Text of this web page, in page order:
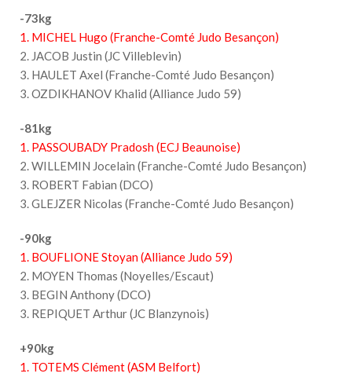
-73kg
1. MICHEL Hugo (Franche-Comté Judo Besançon)
2. JACOB Justin (JC Villeblevin)
3. HAULET Axel (Franche-Comté Judo Besançon)
3. OZDIKHANOV Khalid (Alliance Judo 59)
-81kg
1. PASSOUBADY Pradosh (ECJ Beaunoise)
2. WILLEMIN Jocelain (Franche-Comté Judo Besançon)
3. ROBERT Fabian (DCO)
3. GLEJZER Nicolas (Franche-Comté Judo Besançon)
-90kg
1. BOUFLIONE Stoyan (Alliance Judo 59)
2. MOYEN Thomas (Noyelles/Escaut)
3. BEGIN Anthony (DCO)
3. REPIQUET Arthur (JC Blanzynois)
+90kg
1. TOTEMS Clément (ASM Belfort)